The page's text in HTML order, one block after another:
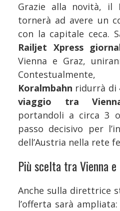
Grazie alla novità, il
tornerà ad avere un
con la capitale ceca.
Railjet Xpress
Vienna e Graz,
Koralmbahn ridurrà di
viaggio tra
portandoli a circa 3
passo decisivo per
dell’Austria nella rete
Più scelta tra Vienna
Anche sulla direttrice
l’offerta sarà